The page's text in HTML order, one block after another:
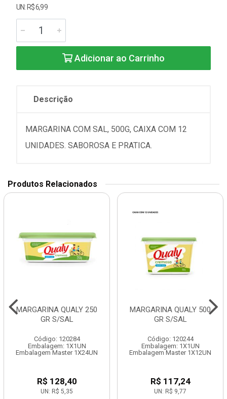
UN: R$ 6,99
Adicionar ao Carrinho
Descrição
MARGARINA COM SAL, 500G, CAIXA COM 12
UNIDADES. SABOROSA E PRATICA.
Produtos Relacionados
MARGARINA QUALY 250
GR S/SAL
Código: 120284
Embalagem: 1X1UN
Embalagem Master 1X24UN
R$ 128,40
UN: R$ 5,35
MARGARINA QUALY 500
GR S/SAL
Código: 120244
Embalagem: 1X1UN
Embalagem Master 1X12UN
R$ 117,24
UN: R$ 9,77